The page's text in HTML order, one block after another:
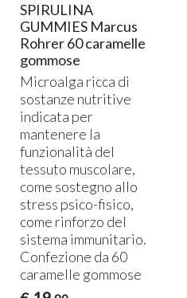
SPIRULINA
GUMMIES Marcus
Rohrer 60 caramelle
gommose
Microalga ricca di
sostanze nutritive
indicata per
mantenere la
funzionalità del
tessuto muscolare,
come sostegno allo
stress psico-fisico,
come rinforzo del
sistema immunitario.
Confezione da 60
caramelle gommose